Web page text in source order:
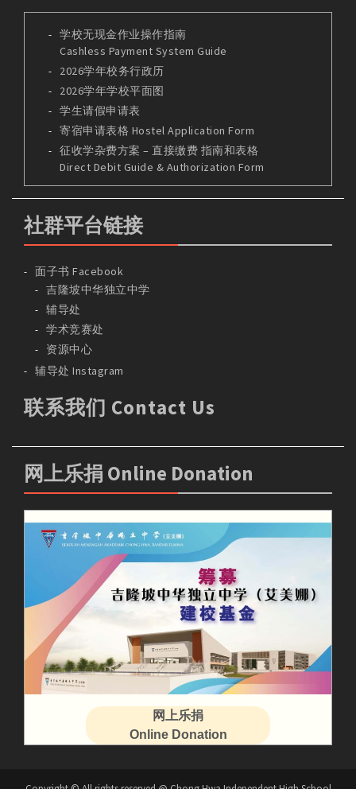
学校无现金作业操作指南
Cashless Payment System Guide
2026学年校务行政历
2026学年学校平面图
学生请假申请表
寄宿申请表格 Hostel Application Form
征收学杂费方案 – 直接缴费 指南和表格
Direct Debit Guide & Authorization Form
社群平台链接
面子书 Facebook
吉隆坡中华独立中学
辅导处
学术竞赛处
资源中心
辅导处 Instagram
联系我们 Contact Us
网上乐捐 Online Donation
网上乐捐
Online Donation